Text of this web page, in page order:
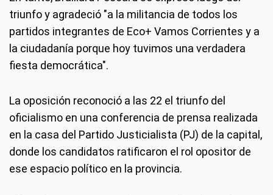
triunfo y agradeció "a la militancia de todos los
partidos integrantes de Eco+ Vamos Corrientes y a
la ciudadanía porque hoy tuvimos una verdadera
fiesta democrática".
La oposición reconoció a las 22 el triunfo del
oficialismo en una conferencia de prensa realizada
en la casa del Partido Justicialista (PJ) de la capital,
donde los candidatos ratificaron el rol opositor de
ese espacio político en la provincia.